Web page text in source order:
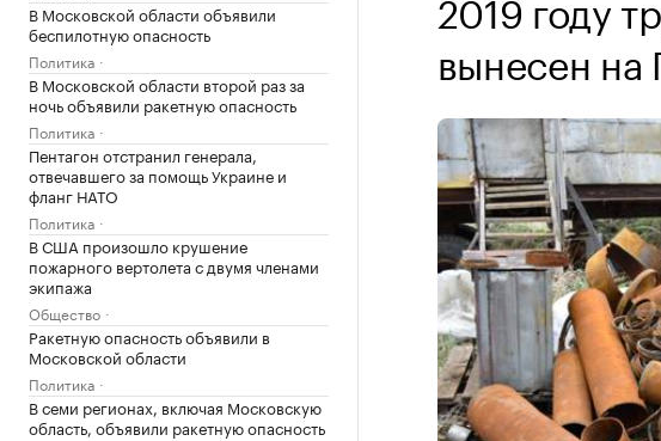
В Московской области объявили
беспилотную опасность
Политика
В Московской области второй раз за
ночь объявили ракетную опасность
Политика
Пентагон отстранил генерала,
отвечавшего за помощь Украине и
фланг НАТО
Политика
В США произошло крушение
пожарного вертолета с двумя членами
экипажа
Общество
Ракетную опасность объявили в
Московской области
Политика
В семи регионах, включая Московскую
область, объявили ракетную опасность
вынесен